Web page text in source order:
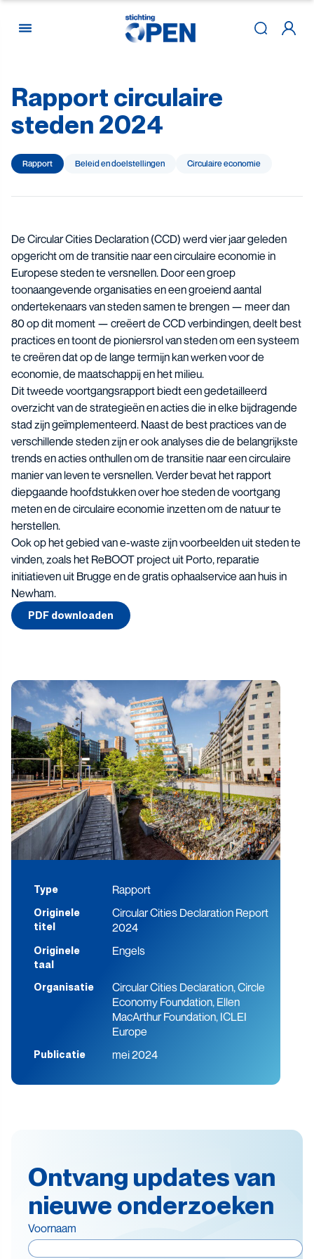
Skip to content
Rapport circulaire
steden 2024
Rapport Beleid en doelstellingen Circulaire economie
De Circular Cities Declaration (CCD) werd vier jaar geleden
opgericht om de transitie naar een circulaire economie in
Europese steden te versnellen. Door een groep
toonaangevende organisaties en een groeiend aantal
ondertekenaars van steden samen te brengen — meer dan
80 op dit moment — creëert de CCD verbindingen, deelt best
practices en toont de pioniersrol van steden om een ​​systeem
te creëren dat op de lange termijn kan werken voor de
economie, de maatschappij en het milieu.
Dit tweede voortgangsrapport biedt een gedetailleerd
overzicht van de strategieën en acties die in elke bijdragende
stad zijn geïmplementeerd. Naast de best practices van de
verschillende steden zijn er ook analyses die de belangrijkste
trends en acties onthullen om de transitie naar een circulaire
manier van leven te versnellen. Verder bevat het rapport
diepgaande hoofdstukken over hoe steden de voortgang
meten en de circulaire economie inzetten om de natuur te
herstellen.
Ook op het gebied van e-waste zijn voorbeelden uit steden te
vinden, zoals het ReBOOT project uit Porto, reparatie
initiatieven uit Brugge en de gratis ophaalservice aan huis in
Newham.
PDF downloaden
Type Rapport
Originele
titel
Circular Cities Declaration Report
2024
Originele
taal
Engels
Organisatie
Circular Cities Declaration, Circle
Economy Foundation, Ellen
MacArthur Foundation, ICLEI
Europe
Publicatie mei 2024
Ontvang updates van
nieuwe onderzoeken
Voornaam